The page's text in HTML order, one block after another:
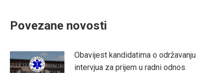
Povezane novosti
Obavijest kandidatima o održavanju
intervjua za prijem u radni odnos